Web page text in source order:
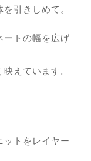
引きしめて。
ートの幅を広げ
えています。
トをレイヤー